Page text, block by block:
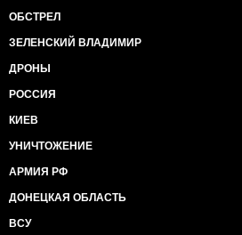
ОБСТРЕЛ
ЗЕЛЕНСКИЙ ВЛАДИМИР
ДРОНЫ
РОССИЯ
КИЕВ
УНИЧТОЖЕНИЕ
АРМИЯ РФ
ДОНЕЦКАЯ ОБЛАСТЬ
ВСУ